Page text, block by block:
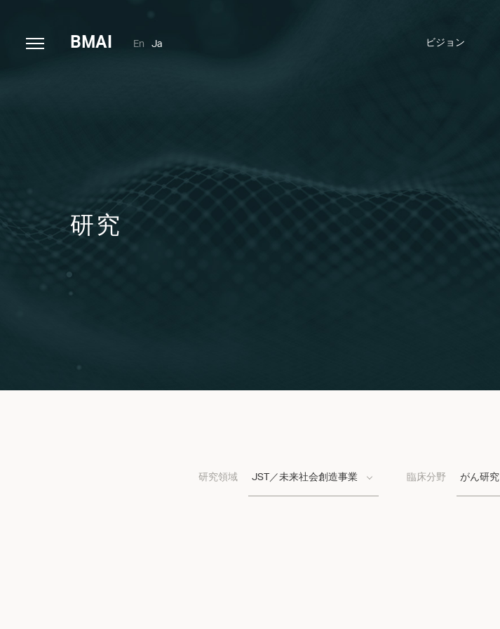
BMAI En Ja ビジョン
研究
研究領域 JST／未来社会創造事業 臨床分野 がん研究